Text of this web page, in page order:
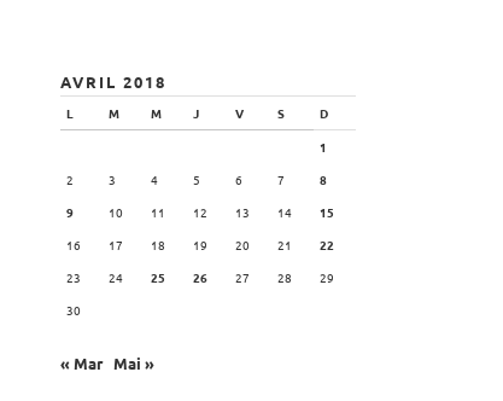
Demande de séjour
Bénévolat
Covoiturage
AVRIL 2018
L M M J V S
D
1
2
3 4 5 6 7
8
9
10 11 12 13 14
15
16
17 18 19 20 21
22
23
24 25 26 27 28
29
30
« Mar Mai »